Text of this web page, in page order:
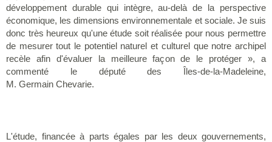
développement durable qui intègre, au-delà de la perspective
économique, les dimensions environnementale et sociale. Je suis
donc très heureux qu'une étude soit réalisée pour nous permettre
de mesurer tout le potentiel naturel et culturel que notre archipel
recèle afin d'évaluer la meilleure façon de le protéger », a
commenté le député des Îles-de-la-Madeleine,
M. Germain Chevarie.
L'étude, financée à parts égales par les deux gouvernements,